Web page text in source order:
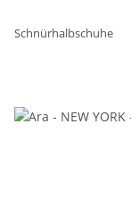
Schnürhalbschuhe